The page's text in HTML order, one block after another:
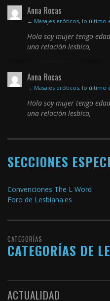
Anna Rocas
→ Masajes eróticos, lo último
Hola soy mujer tengo
una relación lesbica,
Anna Rocas
→ Masajes eróticos, lo último
Hola soy mujer tengo
una relación lesbica,
SECCIONES
Convenciones The L Word
Foro de Lesbiana.es
CATEGORÍAS
CATEGORÍAS DE
ACTUALIDAD